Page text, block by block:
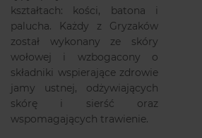
kształtach: kości, batona i
palucha. Każdy z Gryzaków
został wykonany ze skóry
wołowej i wzbogacony o
składniki wspierające zdrowie
jamy ustnej, odżywiających
skórę i sierść oraz
wspomagających trawienie.